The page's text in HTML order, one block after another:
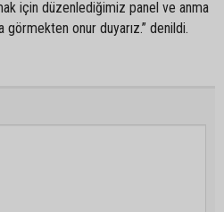
için düzenlediğimiz panel ve anma
onur duyarız.” denildi.